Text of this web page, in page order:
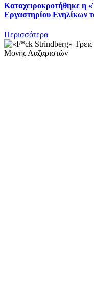
Καταχειροκροτήθηκε η
Εργαστηρίου Ενηλίκων
Περισσότερα